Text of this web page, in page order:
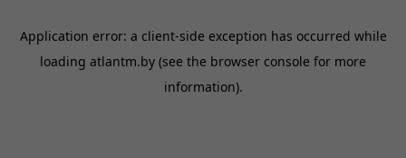
Application error: a client-side exception has occurred while
loading atlantm.by (see the browser console for more
information).